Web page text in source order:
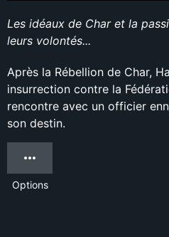
Les idéaux de Char et la
leurs volontés...
Après la Rébellion de Char,
insurrection contre la
rencontre avec un officier
son destin.
Options